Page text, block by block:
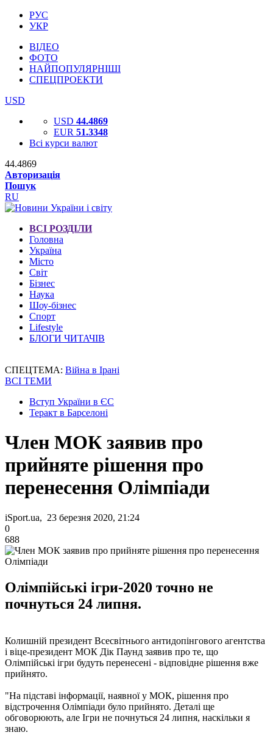
РУС
УКР
ВІДЕО
ФОТО
НАЙПОПУЛЯРНІШІ
СПЕЦПРОЕКТИ
USD
USD 44.4869
EUR 51.3348
Всі курси валют
44.4869
Авторизація
Пошук
RU
ВСІ РОЗДІЛИ
Головна
Україна
Місто
Світ
Бізнес
Наука
Шоу-бізнес
Спорт
Lifestyle
БЛОГИ ЧИТАЧІВ
СПЕЦТЕМА: Війна в Ірані
ВСІ ТЕМИ
Вступ України в ЄС
Теракт в Барселоні
Член МОК заявив про
прийняте рішення про
перенесення Олімпіади
iSport.ua, 23 березня 2020, 21:24
0
688
Олімпійські ігри-2020 точно не
почнуться 24 липня.
Колишній президент Всесвітнього антидопінгового агентства
і віце-президент МОК Дік Паунд заявив про те, що
Олімпійські ігри будуть перенесені - відповідне рішення вже
прийнято.
"На підставі інформації, наявної у МОК, рішення про
відстрочення Олімпіади було прийнято. Деталі ще
обговорюють, але Ігри не почнуться 24 липня, наскільки я
знаю.